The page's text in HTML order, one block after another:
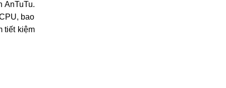
AnTuTu.
bao
tiết kiệm